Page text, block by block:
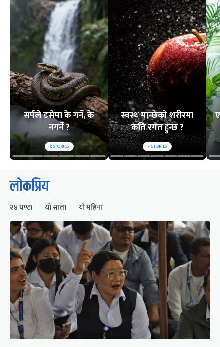
सर्पले डसेमा के गर्ने, के
नगर्ने ?
6STORIES
स्वस्थ मान्छेको शरीरमा
कति रगत हुन्छ ?
7STORIES
लोकप्रिय
२४ घण्टा यो साता यो महिना